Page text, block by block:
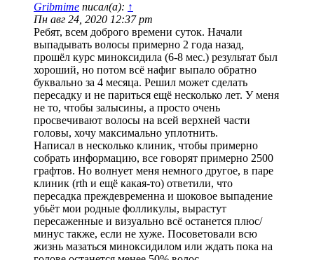
Gribmime писал(а): ↑
Пн авг 24, 2020 12:37 pm
Ребят, всем доброго времени суток. Начали
выпадывать волосы примерно 2 года назад,
прошёл курс миноксидила (6-8 мес.) результат был
хороший, но потом всё нафиг выпало обратно
буквально за 4 месяца. Решил может сделать
пересадку и не париться ещё несколько лет. У меня
не то, чтобы залысины, а просто очень
просвечивают волосы на всей верхней части
головы, хочу максимально уплотнить.
Написал в несколько клиник, чтобы примерно
собрать информацию, все говорят примерно 2500
графтов. Но волнует меня немного другое, в паре
клиник (rth и ещё какая-то) ответили, что
пересадка преждевременна и шоковое выпадение
убьёт мои родные фолликулы, вырастут
пересаженные и визуально всё останется плюс/
минус также, если не хуже. Посоветовали всю
жизнь мазаться миноксидилом или ждать пока на